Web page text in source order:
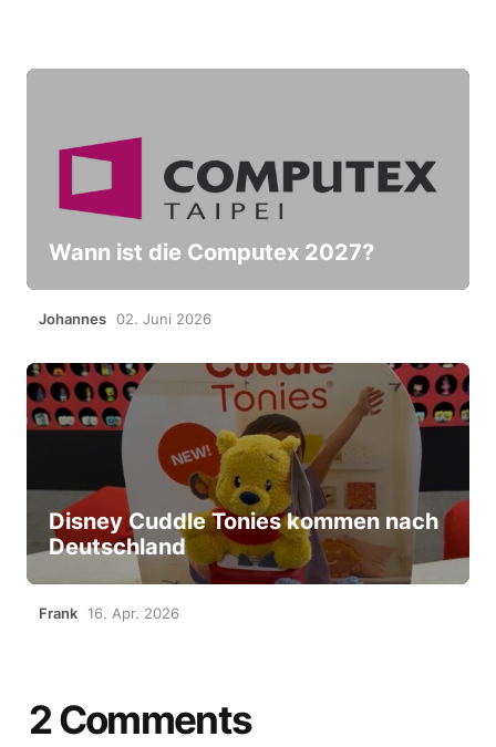
Wann ist die Computex 2027?
Johannes 02. Juni 2026
Disney Cuddle Tonies kommen nach
Deutschland
Frank 16. Apr. 2026
2 Comments